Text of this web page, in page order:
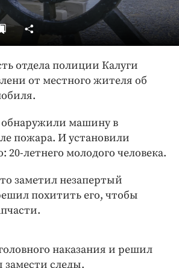
и бизнес
отдела полиции Калуги
от местного жителя об
машину в
пожара. И установили
20-летнего молодого человека.
заметил незапертый
похитить его, чтобы
наказания и решил
следы.